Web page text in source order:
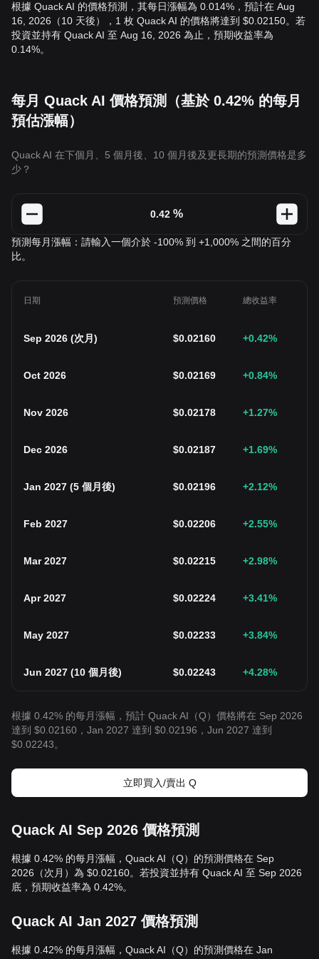
根據 Quack AI 的價格預測，其每日漲幅為 0.014%，預計在 Aug
16, 2026（10 天後），1 枚 Quack AI 的價格將達到 $0.02150。若
投資並持有 Quack AI 至 Aug 16, 2026 為止，預期收益率為
0.14%。
每月 Quack AI 價格預測（基於 0.42% 的每月
預估漲幅）
Quack AI 在下個月、5 個月後、10 個月後及更長期的預測價格是多
少？
%
預測每月漲幅：請輸入一個介於 -100% 到 +1,000% 之間的百分
比。
日期 預測價格 總收益率
Sep 2026 (次月 ) $0.02160 +0.42%
Oct 2026 $0.02169 +0.84%
Nov 2026 $0.02178 +1.27%
Dec 2026 $0.02187 +1.69%
Jan 2027 (5 個月後) $0.02196 +2.12%
Feb 2027 $0.02206 +2.55%
Mar 2027 $0.02215 +2.98%
Apr 2027 $0.02224 +3.41%
May 2027 $0.02233 +3.84%
Jun 2027 (10 個月後) $0.02243 +4.28%
根據 0.42% 的每月漲幅，預計 Quack AI（Q）價格將在 Sep 2026
達到 $0.02160，Jan 2027 達到 $0.02196，Jun 2027 達到
$0.02243。
立即買入/賣出 Q
Quack AI Sep 2026 價格預測
根據 0.42% 的每月漲幅，Quack AI（Q）的預測價格在 Sep
2026（次月）為 $0.02160。若投資並持有 Quack AI 至 Sep 2026
底，預期收益率為 0.42%。
Quack AI Jan 2027 價格預測
根據 0.42% 的每月漲幅，Quack AI（Q）的預測價格在 Jan